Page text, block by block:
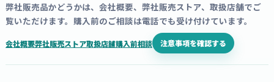
弊社販売品かどうかは、会社概要、弊社販売ストア、取扱店舗でご
覧いただけます。購入前のご相談は電話でも受け付けています。
会社概要弊社販売ストア取扱店舗購入前相談 注意事項を確認する